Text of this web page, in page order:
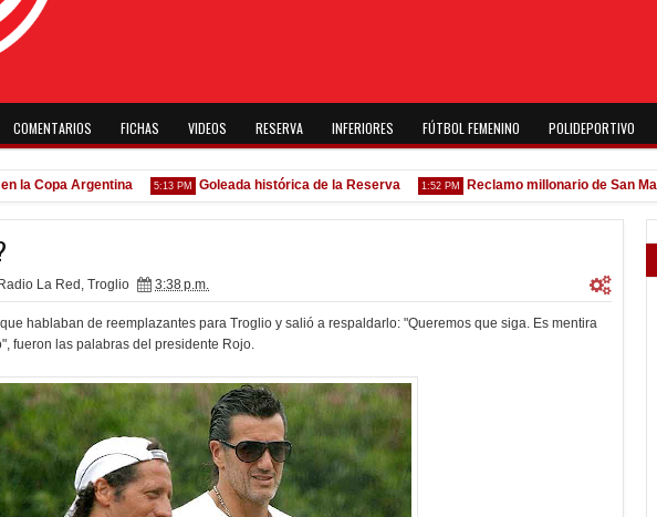
COMENTARIOS FICHAS VIDEOS RESERVA INFERIORES FÚTBOL FEMENINO POLIDEPORTIVO
Argentina 5:13 PM Goleada histórica de la Reserva 1:52 PM Reclamo millonario de San Martín
Radio La Red , Troglio 3:38 p.m.
hablaban de reemplazantes para Troglio y salió a respaldarlo: "Queremos que siga. Es mentira
fueron las palabras del presidente Rojo.